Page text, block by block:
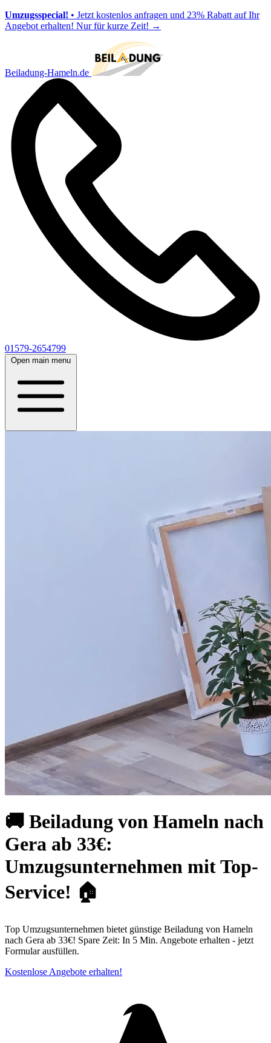
Umzugsspecial! • Jetzt kostenlos anfragen und 23% Rabatt auf Ihr
Angebot erhalten! Nur für kurze Zeit! →
Beiladung-Hameln.de
01579-2654799
Open main menu
🚚 Beiladung von Hameln nach
Gera ab 33€:
Umzugsunternehmen mit Top-
Service! 🏠
Top Umzugsunternehmen bietet günstige Beiladung von Hameln
nach Gera ab 33€! Spare Zeit: In 5 Min. Angebote erhalten - jetzt
Formular ausfüllen.
Kostenlose Angebote erhalten!